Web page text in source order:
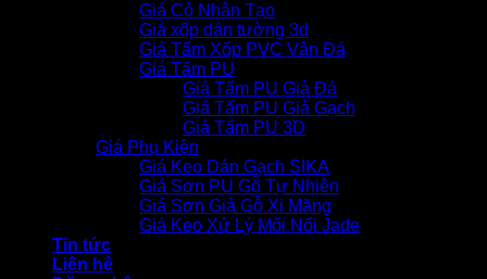
Giá Cỏ Nhân Tạo
Giá xốp dán tường 3d
Giá Tấm Xốp PVC Vân Đá
Giá Tấm PU
Giá Tấm PU Giả Đá
Giá Tấm PU Giả Gạch
Giá Tấm PU 3D
Giá Phụ Kiện
Giá Keo Dán Gạch SIKA
Giá Sơn PU Gỗ Tự Nhiên
Giá Sơn Giả Gỗ Xi Măng
Giá Keo Xử Lý Mối Nối Jade
Tin tức
Liên hệ